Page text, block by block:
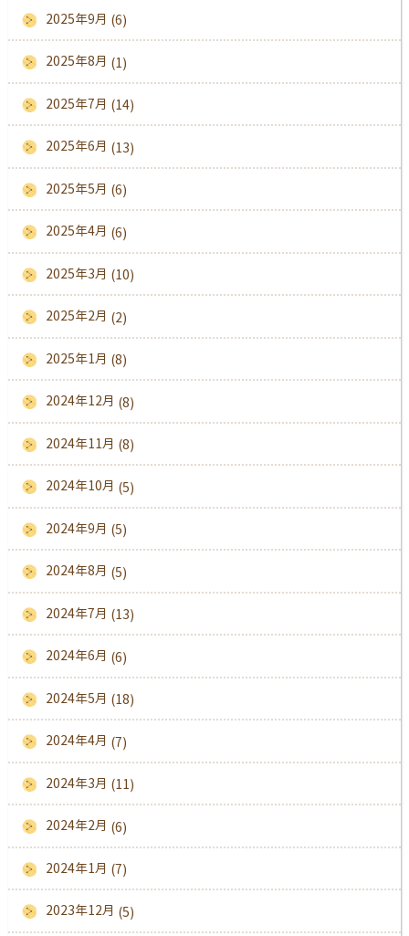
2025年9月 (6)
2025年8月 (1)
2025年7月 (14)
2025年6月 (13)
2025年5月 (6)
2025年4月 (6)
2025年3月 (10)
2025年2月 (2)
2025年1月 (8)
2024年12月 (8)
2024年11月 (8)
2024年10月 (5)
2024年9月 (5)
2024年8月 (5)
2024年7月 (13)
2024年6月 (6)
2024年5月 (18)
2024年4月 (7)
2024年3月 (11)
2024年2月 (6)
2024年1月 (7)
2023年12月 (5)